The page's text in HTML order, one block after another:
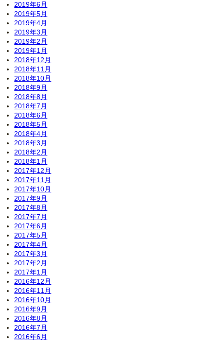
2019年6月
2019年5月
2019年4月
2019年3月
2019年2月
2019年1月
2018年12月
2018年11月
2018年10月
2018年9月
2018年8月
2018年7月
2018年6月
2018年5月
2018年4月
2018年3月
2018年2月
2018年1月
2017年12月
2017年11月
2017年10月
2017年9月
2017年8月
2017年7月
2017年6月
2017年5月
2017年4月
2017年3月
2017年2月
2017年1月
2016年12月
2016年11月
2016年10月
2016年9月
2016年8月
2016年7月
2016年6月